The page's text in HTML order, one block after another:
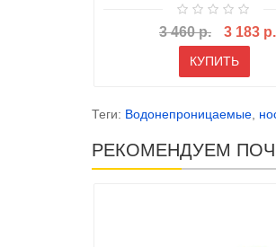
3 460 р. 3 183 р.
КУПИТЬ
Теги: Водонепроницаемые
РЕКОМЕНДУЕМ